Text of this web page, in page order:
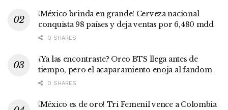
¡México brinda en grande! Cerveza nacional
conquista 98 países y deja ventas por 6,480 mdd
0 SHARES
¿Ya las encontraste? Oreo BTS llega antes de
tiempo, pero el acaparamiento enoja al fandom
0 SHARES
¡México es de oro! Tri Femenil vence a Colombia